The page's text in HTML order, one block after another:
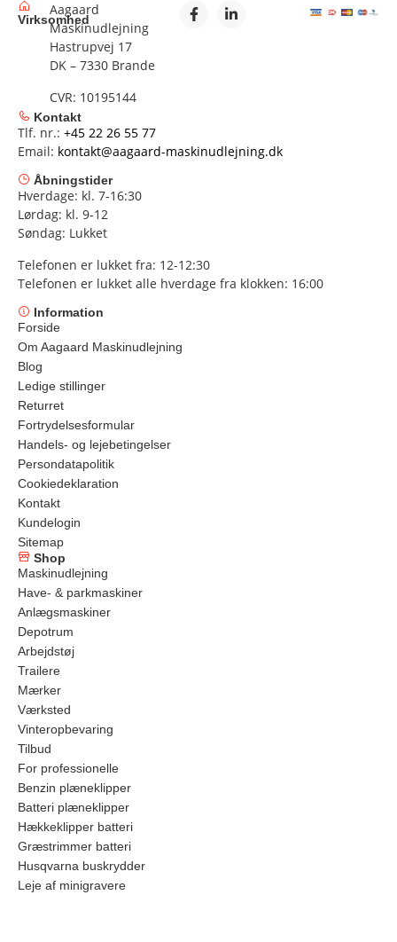
Virksomhed
Aagaard
Maskinudlejning
Hastrupvej 17
DK – 7330 Brande
CVR: 10195144
Kontakt
Tlf. nr.: +45 22 26 55 77
Email: kontakt@aagaard-maskinudlejning.dk
Åbningstider
Hverdage: kl. 7-16:30
Lørdag: kl. 9-12
Søndag: Lukket
Telefonen er lukket fra: 12-12:30
Telefonen er lukket alle hverdage fra klokken: 16:00
Information
Forside
Om Aagaard Maskinudlejning
Blog
Ledige stillinger
Returret
Fortrydelsesformular
Handels- og lejebetingelser
Persondatapolitik
Cookiedeklaration
Kontakt
Kundelogin
Sitemap
Shop
Maskinudlejning
Have- & parkmaskiner
Anlægsmaskiner
Depotrum
Arbejdstøj
Trailere
Mærker
Værksted
Vinteropbevaring
Tilbud
For professionelle
Benzin plæneklipper
Batteri plæneklipper
Hækkeklipper batteri
Græstrimmer batteri
Husqvarna buskrydder
Leje af minigravere